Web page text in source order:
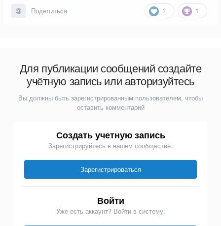
1 1
Поделиться
Для публикации сообщений создайте
учётную запись или авторизуйтесь
Вы должны быть зарегистрированным пользователем, чтобы
оставить комментарий
Создать учетную запись
Зарегистрируйтесь в нашем сообществе.
Зарегистрироваться
Войти
Уже есть аккаунт? Войти в систему.